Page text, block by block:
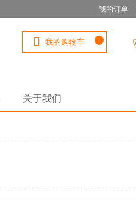
我的订单
我的购物车
关于我们